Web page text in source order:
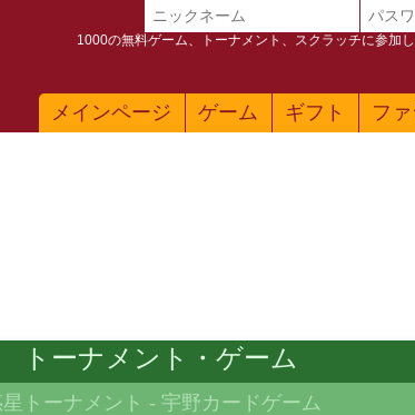
メインページ ゲーム ギフト フ
1000の無料ゲーム、トーナメント、スクラッチに参加
トーナメント・ゲーム
トーナメント - 宇野カードゲーム